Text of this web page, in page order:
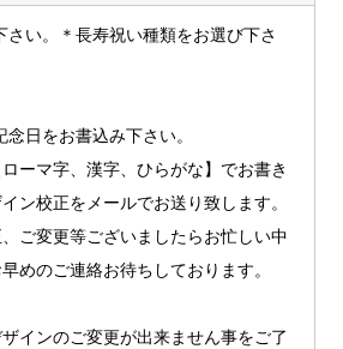
さい。＊長寿祝い種類をお選び下さ
日をお書込み下さい。
ーマ字、漢字、ひらがな】でお書き
ン校正をメールでお送り致します。
ご変更等ございましたらお忙しい中
めのご連絡お待ちしております。
インのご変更が出来ません事をご了